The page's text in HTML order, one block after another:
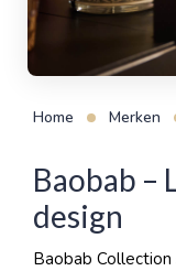
Home Merken
Baobab –
design
Baobab